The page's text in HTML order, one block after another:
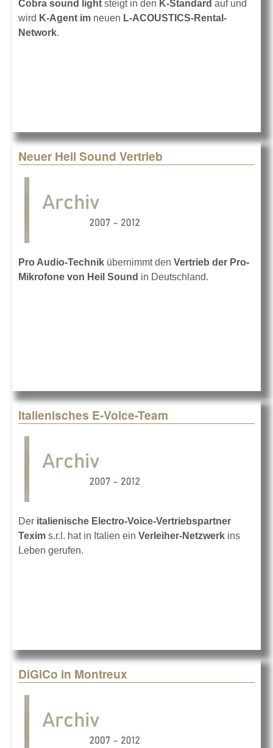
Cobra sound light steigt in den K-Standard auf und
wird K-Agent im neuen L-ACOUSTICS-Rental-
Network.
Neuer Heil Sound Vertrieb
Pro Audio-Technik übernimmt den Vertrieb der Pro-
Mikrofone von Heil Sound in Deutschland.
Italienisches E-Voice-Team
Der italienische Electro-Voice-Vertriebspartner
Texim s.r.l. hat in Italien ein Verleiher-Netzwerk ins
Leben gerufen.
DiGiCo in Montreux